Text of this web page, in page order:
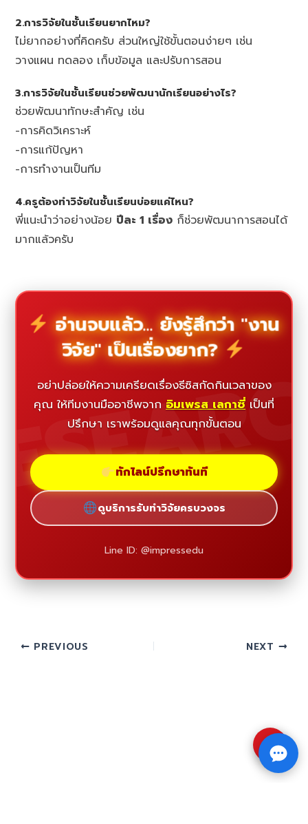
2.การวิจัยในชั้นเรียนยากไหม?
ไม่ยากอย่างที่คิดครับ ส่วนใหญ่ใช้ขั้นตอนง่ายๆ เช่น
วางแผน ทดลอง เก็บข้อมูล และปรับการสอน
3.การวิจัยในชั้นเรียนช่วยพัฒนานักเรียนอย่างไร?
ช่วยพัฒนาทักษะสำคัญ เช่น
-การคิดวิเคราะห์
-การแก้ปัญหา
-การทำงานเป็นทีม
4.ครูต้องทำวิจัยในชั้นเรียนบ่อยแค่ไหน?
พี่แนะนำว่าอย่างน้อย ปีละ 1 เรื่อง ก็ช่วยพัฒนาการสอนได้
มากแล้วครับ
อ่านจบแล้ว... ยังรู้สึกว่า "งาน
วิจัย" เป็นเรื่องยาก?
อย่าปล่อยให้ความเครียดเรื่องธีซิสกัดกินเวลาของ
คุณ ให้ทีมงานมืออาชีพจาก อิมเพรส เลกาซี่ เป็นที่
ปรึกษา เราพร้อมดูแลคุณทุกขั้นตอน
ทักไลน์ปรึกษาทันที
ดูบริการรับทำวิจัยครบวงจร
Line ID: @impressedu
PREVIOUS NEXT
⇧